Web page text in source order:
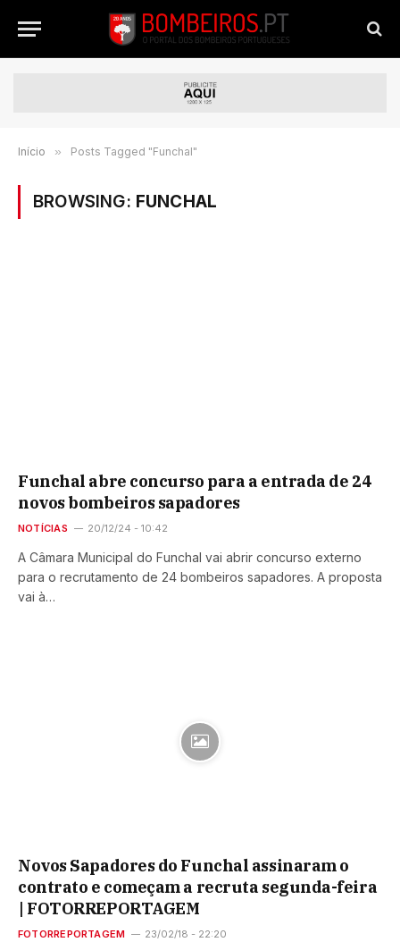
Início » Posts Tagged "Funchal"
BROWSING: FUNCHAL
Funchal abre concurso para a entrada de 24
novos bombeiros sapadores
NOTÍCIAS 20/12/24 - 10:42
A Câmara Municipal do Funchal vai abrir concurso externo
para o recrutamento de 24 bombeiros sapadores. A proposta
vai à…
Novos Sapadores do Funchal assinaram o
contrato e começam a recruta segunda-feira
| FOTORREPORTAGEM
FOTORREPORTAGEM 23/02/18 - 22:20